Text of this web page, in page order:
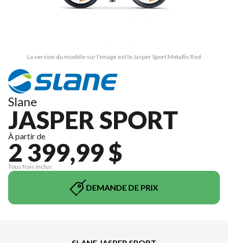
La version du modèle sur l'image est le Jasper Sport Metallic Red
Slane
JASPER SPORT
À partir de
2 399,99 $
Tous frais inclus
DEMANDE DE PRIX